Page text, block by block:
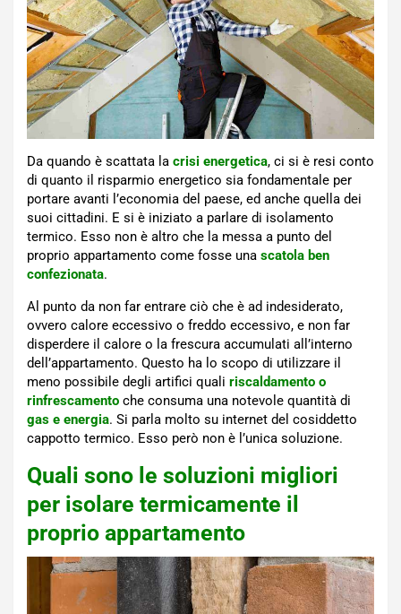
Da quando è scattata la crisi energetica, ci si è resi conto
di quanto il risparmio energetico sia fondamentale per
portare avanti l’economia del paese, ed anche quella dei
suoi cittadini. E si è iniziato a parlare di isolamento
termico. Esso non è altro che la messa a punto del
proprio appartamento come fosse una scatola ben
confezionata.
Al punto da non far entrare ciò che è ad indesiderato,
ovvero calore eccessivo o freddo eccessivo, e non far
disperdere il calore o la frescura accumulati all’interno
dell’appartamento. Questo ha lo scopo di utilizzare il
meno possibile degli artifici quali riscaldamento o
rinfrescamento che consuma una notevole quantità di
gas e energia. Si parla molto su internet del cosiddetto
cappotto termico. Esso però non è l’unica soluzione.
Quali sono le soluzioni migliori
per isolare termicamente il
proprio appartamento